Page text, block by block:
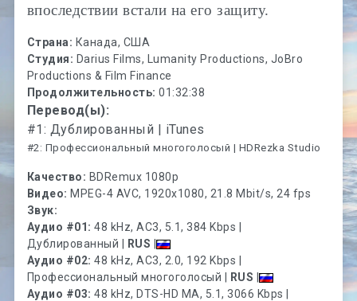
впоследствии встали на его защиту.
Страна: Канада, США
Студия: Darius Films, Lumanity Productions, JoBro
Productions & Film Finance
Продолжительность:01:32:38
Перевод(ы):
#1: Дублированный | iTunes
#2: Профессиональный многоголосый | HDRezka Studio
Качество: BDRemux 1080p
Видео: MPEG-4 AVC, 1920x1080, 21.8 Mbit/s, 24 fps
Звук:
Аудио #01:48 kHz, AC3, 5.1, 384 Kbps |
Дублированный |
RUS |
Аудио #02:48 kHz, AC3, 2.0, 192 Kbps |
Профессиональный многоголосый |
RUS |
Аудио #03:48 kHz, DTS-HD MA, 5.1, 3066 Kbps |